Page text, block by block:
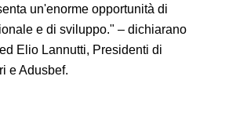
un'enorme opportunità di
e di sviluppo." – dichiarano
Elio Lannutti, Presidenti di
e Adusbef.